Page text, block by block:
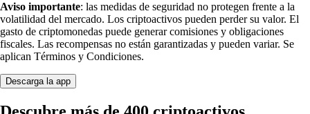
Aviso importante: las medidas de seguridad no protegen frente a la
volatilidad del mercado. Los criptoactivos pueden perder su valor. El
gasto de criptomonedas puede generar comisiones y obligaciones
fiscales. Las recompensas no están garantizadas y pueden variar. Se
aplican Términos y Condiciones.
Descarga la app